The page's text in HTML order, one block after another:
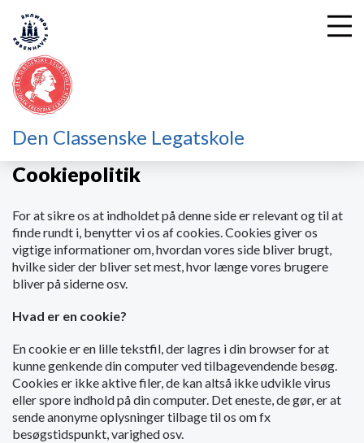
t
Den Classenske Legatskole
Cookiepolitik
For at sikre os at indholdet på denne side er relevant og til at
finde rundt i, benytter vi os af cookies. Cookies giver os
vigtige informationer om, hvordan vores side bliver brugt,
hvilke sider der bliver set mest, hvor længe vores brugere
bliver på siderne osv.
Hvad er en cookie?
En cookie er en lille tekstfil, der lagres i din browser for at
kunne genkende din computer ved tilbagevendende besøg.
Cookies er ikke aktive filer, de kan altså ikke udvikle virus
eller spore indhold på din computer. Det eneste, de gør, er at
sende anonyme oplysninger tilbage til os om fx
besøgstidspunkt, varighed osv.